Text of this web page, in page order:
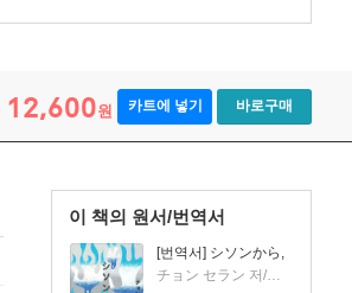
12,600원 카트에 넣기 바로구매
이 책의 원서/번역서
[번역서] シソンから,
チョン セラン 저/齋藤 眞理子 역